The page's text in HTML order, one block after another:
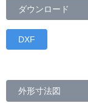
ダウンロード
DXF
外形寸法図